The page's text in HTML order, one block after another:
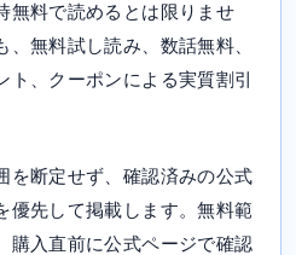
無料で読めるとは限りませ
無料試し読み、数話無料、
ト、クーポンによる実質割引
を断定せず、確認済みの公式
優先して掲載します。無料範
購入直前に公式ページで確認